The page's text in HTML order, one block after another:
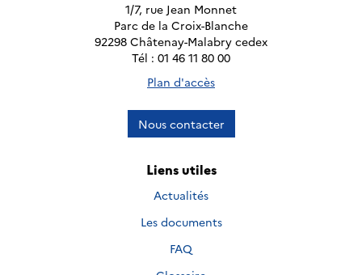
1/7, rue Jean Monnet
Parc de la Croix-Blanche
92298 Châtenay-Malabry cedex
Tél : 01 46 11 80 00
Plan d'accès
Nous contacter
Liens utiles
Actualités
Les documents
FAQ